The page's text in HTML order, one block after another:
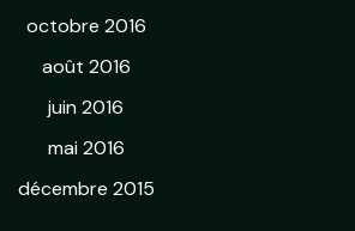
octobre 2016
août 2016
juin 2016
mai 2016
décembre 2015